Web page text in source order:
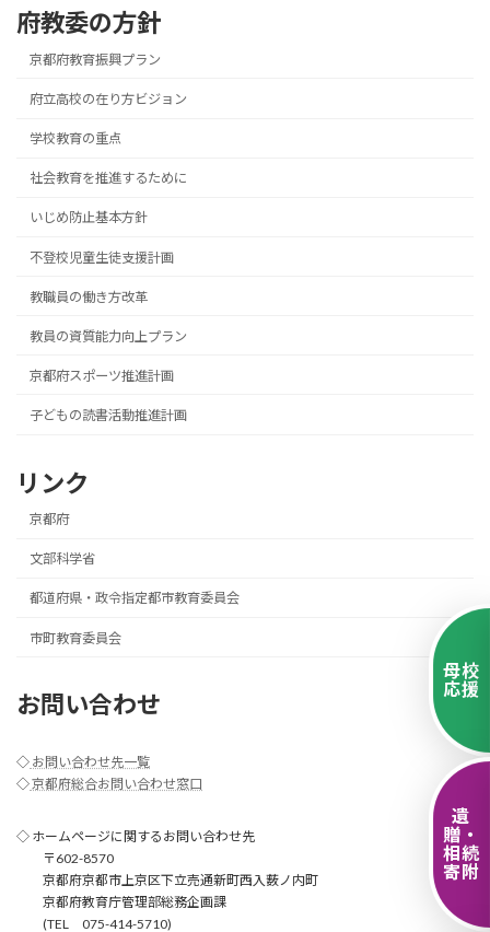
母校
応援
遺
贈・
相続
寄附
府教委の方針
京都府教育振興プラン
府立高校の在り方ビジョン
学校教育の重点
社会教育を推進するために
いじめ防止基本方針
不登校児童生徒支援計画
教職員の働き方改革
教員の資質能力向上プラン
京都府スポーツ推進計画
子どもの読書活動推進計画
リンク
京都府
文部科学省
都道府県・政令指定都市教育委員会
市町教育委員会
お問い合わせ
◇ お問い合わせ先一覧
◇京都府総合お問い合わせ窓口
◇ ホームページに関するお問い合わせ先
〒602-8570
京都府京都市上京区下立売通新町西入薮ノ内町
京都府教育庁管理部総務企画課
(TEL 075-414-5710)